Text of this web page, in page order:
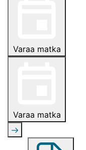
Varaa matka
Varaa matka